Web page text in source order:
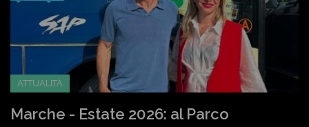
ATTUALITÀ
Marche - Estate 2026: al Parco